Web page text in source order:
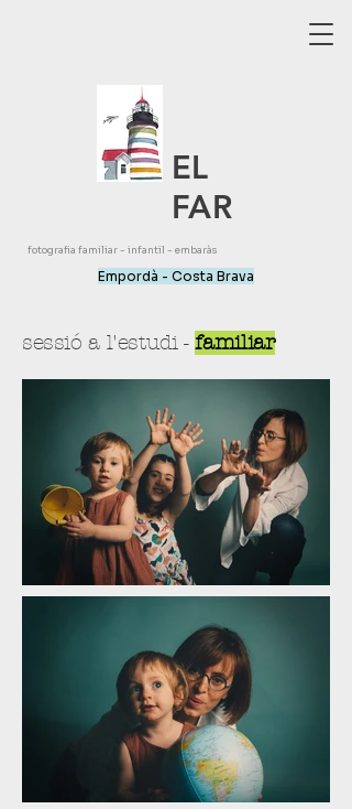
EL
FAR
fotografia familiar - infantil - embaràs
Empordà - Costa Brava
sessió a l'estudi -familiar